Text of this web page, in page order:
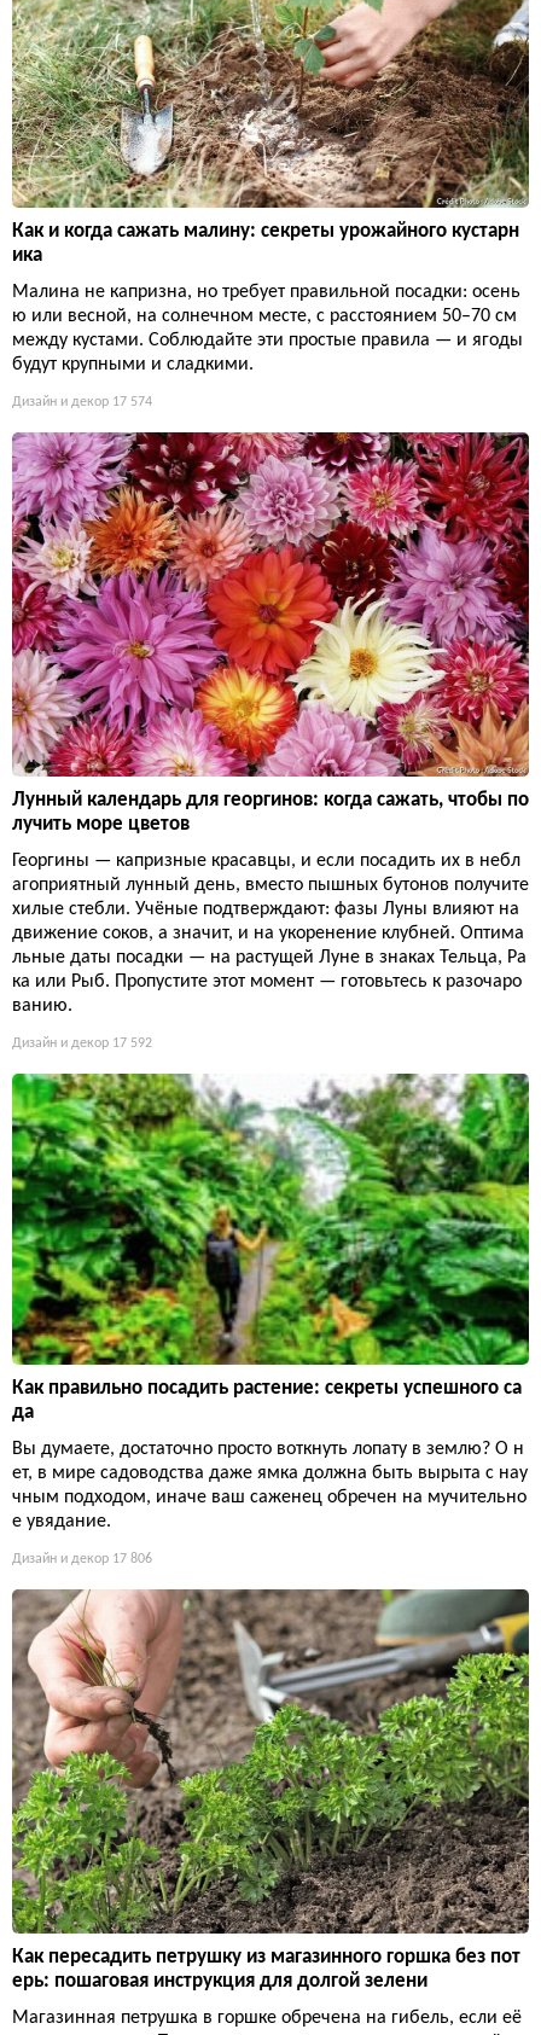
Как и когда сажать малину: секреты урожайного кустарн
ика
Малина не капризна, но требует правильной посадки: осень
ю или весной, на солнечном месте, с расстоянием 50–70 см
между кустами. Соблюдайте эти простые правила — и ягоды
будут крупными и сладкими.
Дизайн и декор 17 574
Лунный календарь для георгинов: когда сажать, чтобы по
лучить море цветов
Георгины — капризные красавцы, и если посадить их в небл
агоприятный лунный день, вместо пышных бутонов получите
хилые стебли. Учёные подтверждают: фазы Луны влияют на
движение соков, а значит, и на укоренение клубней. Оптима
льные даты посадки — на растущей Луне в знаках Тельца, Ра
ка или Рыб. Пропустите этот момент — готовьтесь к разочаро
ванию.
Дизайн и декор 17 592
Как правильно посадить растение: секреты успешного са
да
Вы думаете, достаточно просто воткнуть лопату в землю? О н
ет, в мире садоводства даже ямка должна быть вырыта с нау
чным подходом, иначе ваш саженец обречен на мучительно
е увядание.
Дизайн и декор 17 806
Как пересадить петрушку из магазинного горшка без пот
ерь: пошаговая инструкция для долгой зелени
Магазинная петрушка в горшке обречена на гибель, если её